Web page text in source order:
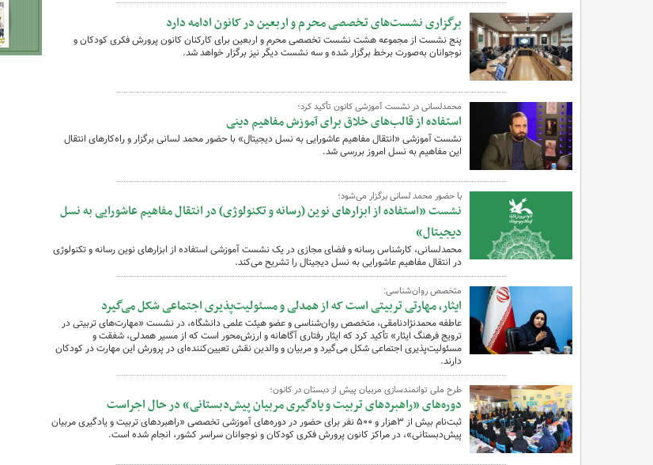
برگزاری نشست‌های تخصصی محرم و اربعین در کانون ادامه دارد
پنج نشست از مجموعه هشت نشست تخصصی محرم و اربعین برای کارکنان کانون پرورش فکری کودکان و
نوجوانان به‌صورت برخط برگزار شده و سه نشست دیگر نیز برگزار خواهد شد.
محمدلسانی در نشست آموزشی کانون تأکید کرد؛
استفاده از قالب‌های خلاق برای آموزش مفاهیم دینی
نشست آموزشی «انتقال مفاهیم عاشورایی به نسل دیجیتال» با حضور محمد لسانی برگزار و راه‌کارهای انتقال
این مفاهیم به نسل امروز بررسی شد.
با حضور محمد لسانی برگزار می‌شود؛
نشست «استفاده از ابزارهای نوین (رسانه و تکنولوژی) در انتقال مفاهیم عاشورایی به نسل
دیجیتال»
محمدلسانی، کارشناس رسانه و فضای مجازی در یک نشست آموزشی استفاده از ابزارهای نوین رسانه و تکنولوژی
در انتقال مفاهیم عاشورایی به نسل دیجیتال را تشریح می‌کند.
متخصص روان‌شناسی:
ایثار، مهارتی تربیتی است که از همدلی و مسئولیت‌پذیری اجتماعی شکل می‌گیرد
عاطفه محمدنژادنامقی، متخصص روان‌شناسی و عضو هیئت علمی دانشگاه، در نشست «مهارت‌های تربیتی در
ترویج فرهنگ ایثار» تأکید کرد که ایثار رفتاری آگاهانه و ارزش‌محور است که از مسیر همدلی، شفقت و
مسئولیت‌پذیری اجتماعی شکل می‌گیرد و مربیان و والدین نقش تعیین‌کننده‌ای در پرورش این مهارت در کودکان
دارند.
طرح ملی توانمندسازی مربیان پیش‌ از دبستان در کانون؛‌
دوره‌های «راهبردهای تربیت و یادگیری مربیان پیش‌دبستانی» در حال اجراست
ثبت‌نام بیش از ۳هزار و ۵۰۰ نفر برای حضور در دوره‌های آموزشی تخصصی «راهبردهای تربیت و یادگیری مربیان
پیش‌دبستانی»، در مراکز کانون پرورش فکری کودکان و نوجوانان سراسر کشور، انجام شده است.